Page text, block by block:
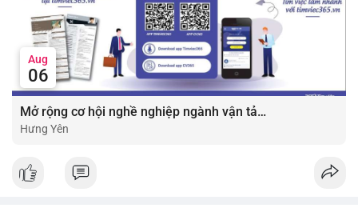
Aug
06
Mở rộng cơ hội nghề nghiệp ngành vận tải - lái xe với mức lương bứt phá ?
Hưng Yên